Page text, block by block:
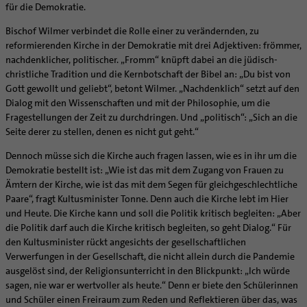
für die Demokratie.
Bischof Wilmer verbindet die Rolle einer zu verändernden, zu
reformierenden Kirche in der Demokratie mit drei Adjektiven: frömmer,
nachdenklicher, politischer. „Fromm“ knüpft dabei an die jüdisch-
christliche Tradition und die Kernbotschaft der Bibel an: „Du bist von
Gott gewollt und geliebt“, betont Wilmer. „Nachdenklich“ setzt auf den
Dialog mit den Wissenschaften und mit der Philosophie, um die
Fragestellungen der Zeit zu durchdringen. Und „politisch“: „Sich an die
Seite derer zu stellen, denen es nicht gut geht.“
Dennoch müsse sich die Kirche auch fragen lassen, wie es in ihr um die
Demokratie bestellt ist: „Wie ist das mit dem Zugang von Frauen zu
Ämtern der Kirche, wie ist das mit dem Segen für gleichgeschlechtliche
Paare“, fragt Kultusminister Tonne. Denn auch die Kirche lebt im Hier
und Heute. Die Kirche kann und soll die Politik kritisch begleiten: „Aber
die Politik darf auch die Kirche kritisch begleiten, so geht Dialog.“ Für
den Kultusminister rückt angesichts der gesellschaftlichen
Verwerfungen in der Gesellschaft, die nicht allein durch die Pandemie
ausgelöst sind, der Religionsunterricht in den Blickpunkt: „Ich würde
sagen, nie war er wertvoller als heute.“ Denn er biete den Schülerinnen
und Schüler einen Freiraum zum Reden und Reflektieren über das, was